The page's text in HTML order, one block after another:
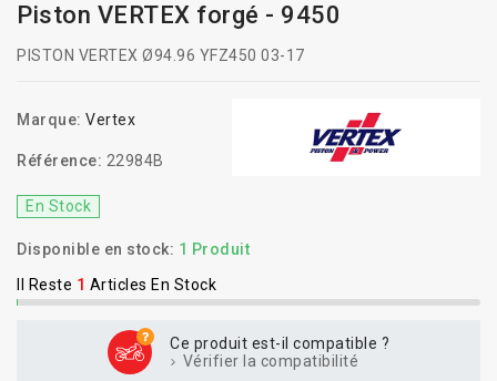
Piston VERTEX forgé - 9450
PISTON VERTEX Ø94.96 YFZ450 03-17
Marque: Vertex
Référence: 22984B
En Stock
Disponible en stock: 1 Produit
Il Reste 1 Articles En Stock
Ce produit est-il compatible ?
Vérifier la compatibilité